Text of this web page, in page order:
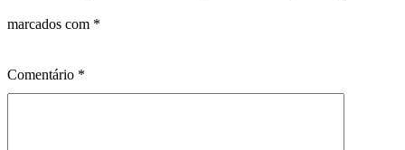
marcados com *
Comentário *